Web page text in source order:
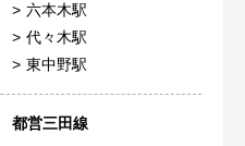
六本木駅
代々木駅
東中野駅
都営三田線